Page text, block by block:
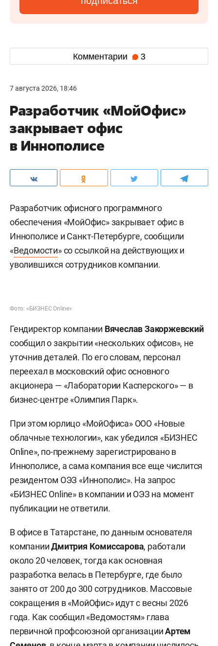
Комментарии 3
7 августа 2026, 18:46
Разработчик «МойОфис»
закрывает офис
в Иннополисе
Разработчик офисного программного
обеспечения «МойОфис» закрывает офис в
Иннополисе и Санкт-Петербурге, сообщили
«Ведомости» со ссылкой на действующих и
уволившихся сотрудников компании.
Фото: «БИЗНЕС Online»
Гендиректор компании Вячеслав Закоржевский
сообщил о закрытии «нескольких офисов», не
уточнив деталей. По его словам, персонал
переехал в московский офис основного
акционера — «Лаборатории Касперского» — в
бизнес-центре «Олимпия Парк».
При этом юрлицо «МойОфиса» ООО «Новые
облачные технологии», как убедился «БИЗНЕС
Online», по-прежнему зарегистрировано в
Иннополисе, а сама компания все еще числится
резидентом ОЭЗ «Иннополис». На запрос
«БИЗНЕС Online» в компании и ОЭЗ на момент
публикации не ответили.
В офисе в Татарстане, по данным основателя
компанииДмитрия Комиссарова, работали
около 20 человек, тогда как основная
разработка велась в Петербурге, где было
занято от 200 до 300 сотрудников. Массовые
сокращения в «МойОфис» идут с весны 2026
года. Как сообщил «Ведомостям» глава
первичной профсоюзной организацииАртем